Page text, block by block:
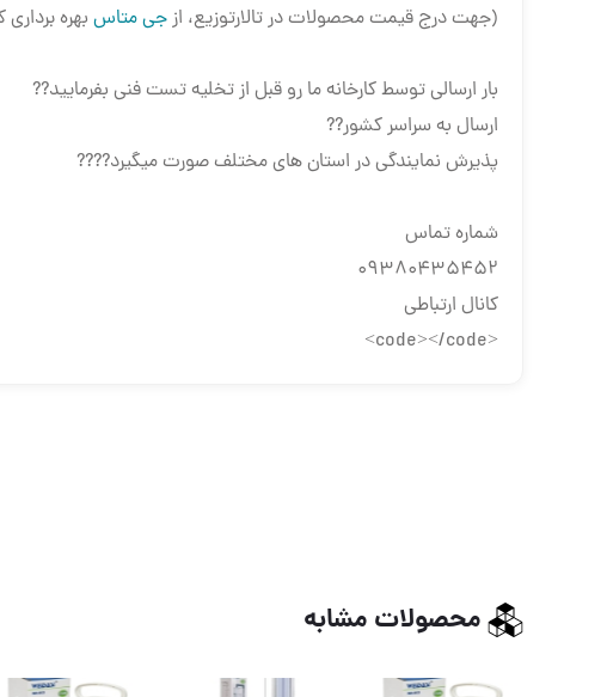
(جهت درج قیمت محصولات در تالارتوزیع، ازجی متاس بهره برداری
بار ارسالی توسط کارخانه ما رو قبل از تخلیه تست فنی بفرمایید??
ارسال به سراسر کشور??
پذیرش نمایندگی در استان های مختلف صورت میگیرد????
شماره تماس
09380435452
کانال ارتباطی
<code></code>
محصولات مشابه